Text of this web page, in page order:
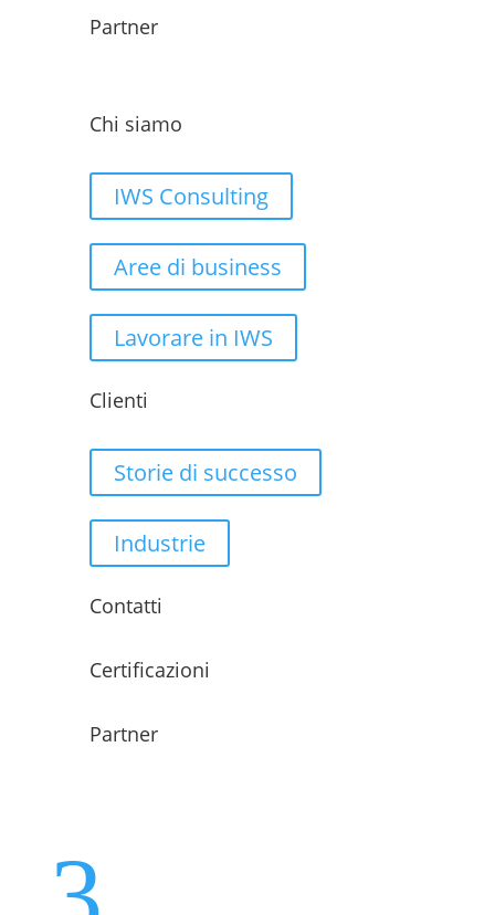
Partner
Chi siamo
IWS Consulting
Aree di business
Lavorare in IWS
Clienti
Storie di successo
Industrie
Contatti
Certificazioni
Partner